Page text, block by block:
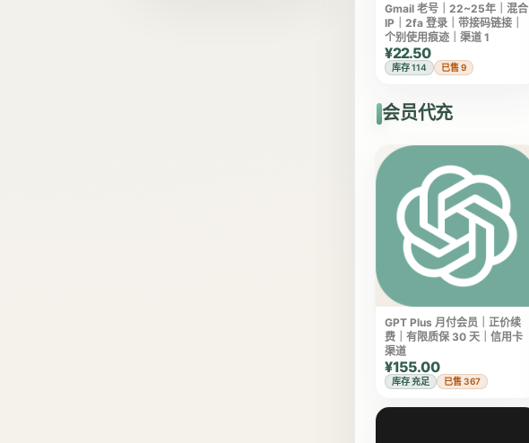
Gmail 老号｜22~25年｜混合
IP｜2fa 登录｜带接码链接｜
个别使用痕迹｜渠道 1
¥22.50
库存 114 已售 9
会员代充
GPT Plus 月付会员｜正价续
费｜有限质保 30 天｜信用卡
渠道
¥155.00
库存 充足 已售 367